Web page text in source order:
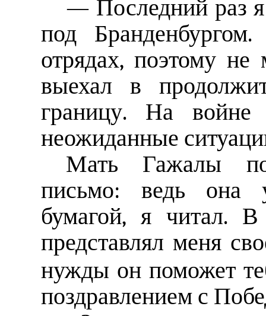
— Последний раз
под
отрядах, поэтому
выехал в
границу. На войне
неожиданные
Мать Гажалы
письмо: ведь она
бумагой, я читал.
представлял меня
нужды он поможет
поздравлением с